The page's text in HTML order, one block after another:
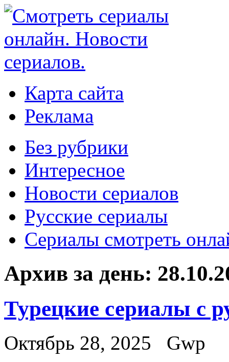
Карта сайта
Реклама
Без рубрики
Интересное
Новости сериалов
Русские сериалы
Сериалы смотреть
Архив за день:
Турецкие сериалы с
Октябрь 28, 2025
Gwp